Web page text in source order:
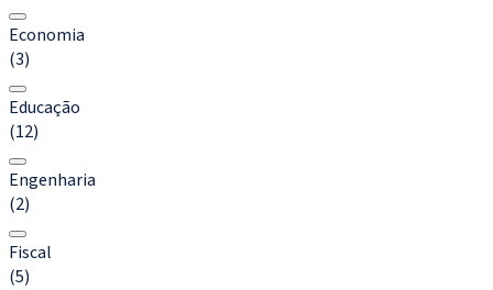
Economia
(3)
Educação
(12)
Engenharia
(2)
Fiscal
(5)